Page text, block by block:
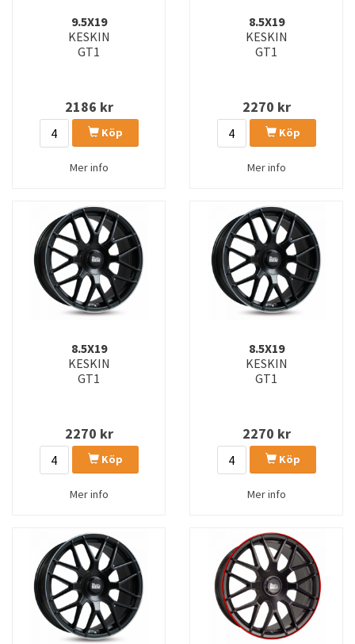
9.5X19
KESKIN
GT1
2186 kr
Köp
Mer info
8.5X19
KESKIN
GT1
2270 kr
Köp
Mer info
8.5X19
KESKIN
GT1
2270 kr
Köp
Mer info
8.5X19
KESKIN
GT1
2270 kr
Köp
Mer info